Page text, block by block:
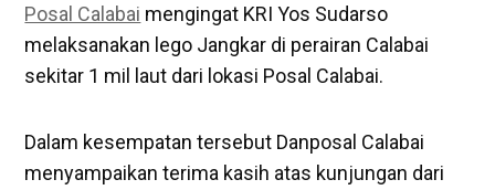
Posal Calabai mengingat KRI Yos Sudarso
melaksanakan lego Jangkar di perairan Calabai
sekitar 1 mil laut dari lokasi Posal Calabai.
Dalam kesempatan tersebut Danposal Calabai
menyampaikan terima kasih atas kunjungan dari